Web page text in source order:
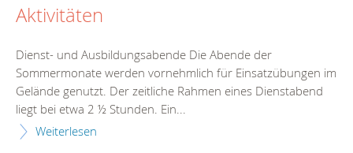
Aktivitäten
Dienst- und Ausbildungsabende Die Abende der
Sommermonate werden vornehmlich für Einsatzübungen im
Gelände genutzt. Der zeitliche Rahmen eines Dienstabend
liegt bei etwa 2 ½ Stunden. Ein...
Weiterlesen